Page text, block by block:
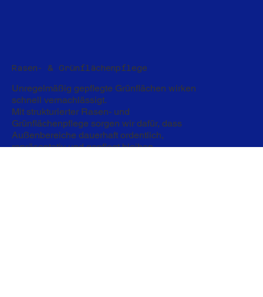
Unregelmäßig gepflegte Grünflächen wirken
schnell vernachlässigt.
Mit strukturierter Rasen- und
Grünflächenpflege sorgen wir dafür, dass
Außenbereiche dauerhaft ordentlich,
repräsentativ und gepflegt bleiben.
Rasen- & Grünflächenpflege